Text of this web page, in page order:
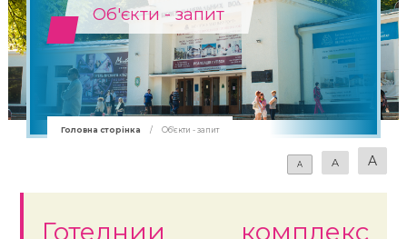
Об'єкти - запит
Головна сторінка / Об'єкти - запит
A A A
Готелнии комплекс